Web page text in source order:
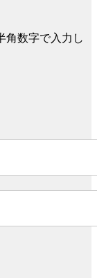
角数字で入力し